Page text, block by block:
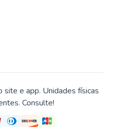
site e app. Unidades físicas
Consulte!